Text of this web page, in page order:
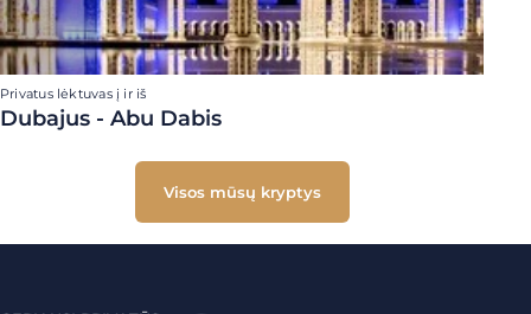
Privatus lėktuvas į ir iš
Dubajus - Abu Dabis
Visos mūsų kryptys